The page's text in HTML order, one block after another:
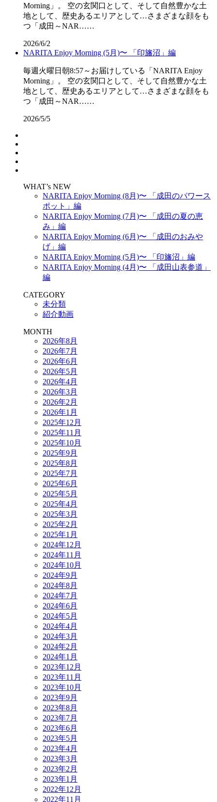
Morning」。 空の玄関口として、そして自然豊かな土
地として、歴史あるエリアとして…さまざまな顔をも
つ「成田～NAR……
2026/6/2
NARITA Enjoy Morning (5月)〜 「印旛沼」編
毎週火曜日朝8:57～お届けしている「NARITA Enjoy
Morning」。 空の玄関口として、そして自然豊かな土
地として、歴史あるエリアとして…さまざまな顔をも
つ「成田～NAR……
2026/5/5
WHAT’s NEW
NARITA Enjoy Morning (8月)〜 「成田のパワース
ポット」編
NARITA Enjoy Morning (7月)〜 「成田の夏の恵
み」編
NARITA Enjoy Morning (6月)〜 「成田のおみや
げ」編
NARITA Enjoy Morning (5月)〜 「印旛沼」編
NARITA Enjoy Morning (4月)〜 「成田山表参道」
編
CATEGORY
未分類
紹介動画
MONTH
2026年8月
2026年7月
2026年6月
2026年5月
2026年4月
2026年3月
2026年2月
2026年1月
2025年12月
2025年11月
2025年10月
2025年9月
2025年8月
2025年7月
2025年6月
2025年5月
2025年4月
2025年3月
2025年2月
2025年1月
2024年12月
2024年11月
2024年10月
2024年9月
2024年8月
2024年7月
2024年6月
2024年5月
2024年4月
2024年3月
2024年2月
2024年1月
2023年12月
2023年11月
2023年10月
2023年9月
2023年8月
2023年7月
2023年6月
2023年5月
2023年4月
2023年3月
2023年2月
2023年1月
2022年12月
2022年11月